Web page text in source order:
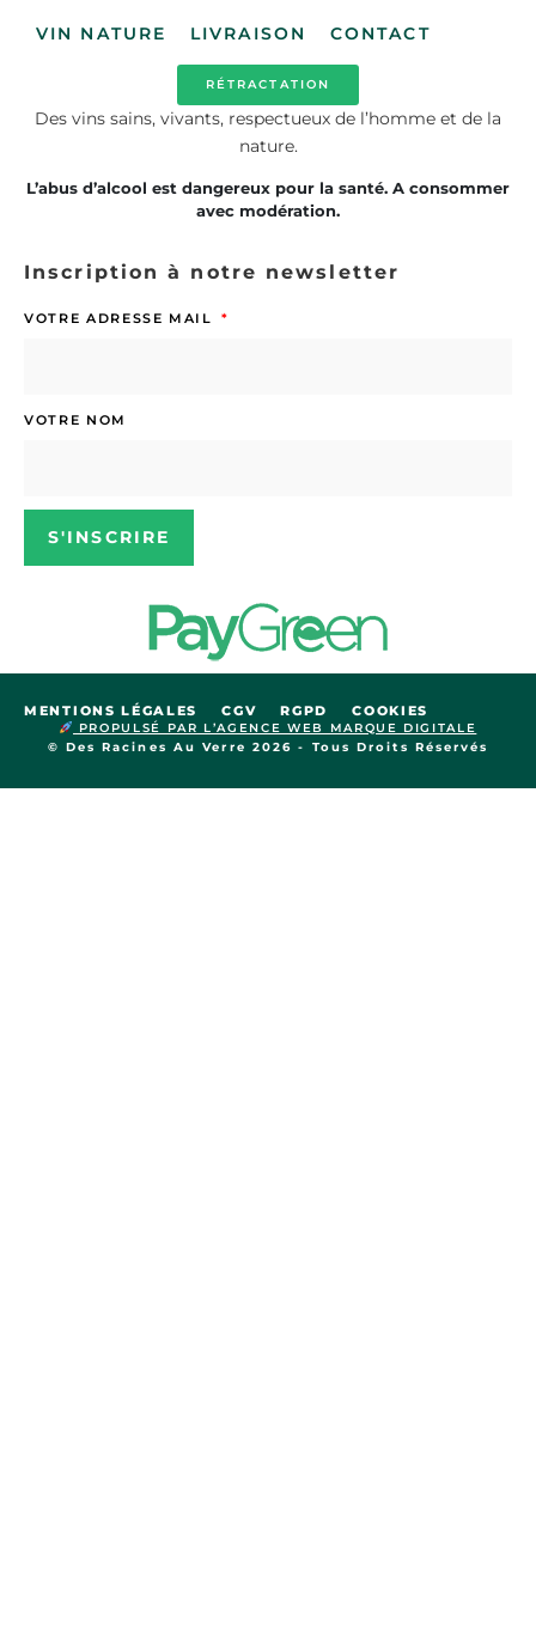
VIN NATURE LIVRAISON CONTACT
RÉTRACTATION
Des vins sains, vivants, respectueux de l’homme et de la
nature.
L’abus d’alcool est dangereux pour la santé. A consommer
avec modération.
Inscription à notre newsletter
VOTRE ADRESSE MAIL
VOTRE NOM
S'INSCRIRE
© Des Racines Au Verre 2026 - Tous Droits Réservés
PROPULSÉ PAR L’AGENCE WEB MARQUE DIGITALE
MENTIONS LÉGALES CGV RGPD COOKIES